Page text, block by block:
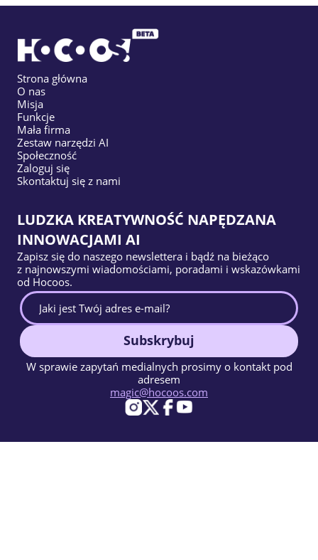
Strona główna
O nas
Misja
Funkcje
Mała firma
Zestaw narzędzi AI
Społeczność
Zaloguj się
Skontaktuj się z nami
LUDZKA KREATYWNOŚĆ NAPĘDZANA
INNOWACJAMI AI
Zapisz się do naszego newslettera i bądź na bieżąco
z najnowszymi wiadomościami, poradami i wskazówkami
od Hocoos.
Subskrybuj
W sprawie zapytań medialnych prosimy o kontakt pod
adresem
magic@hocoos.com